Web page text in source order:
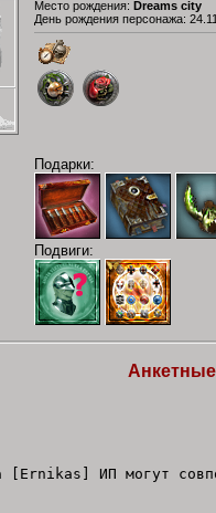
Место рождения: Dreams city
День рождения персонажа:
Подарки:
Подвиги:
[Ernikas] ИП могут